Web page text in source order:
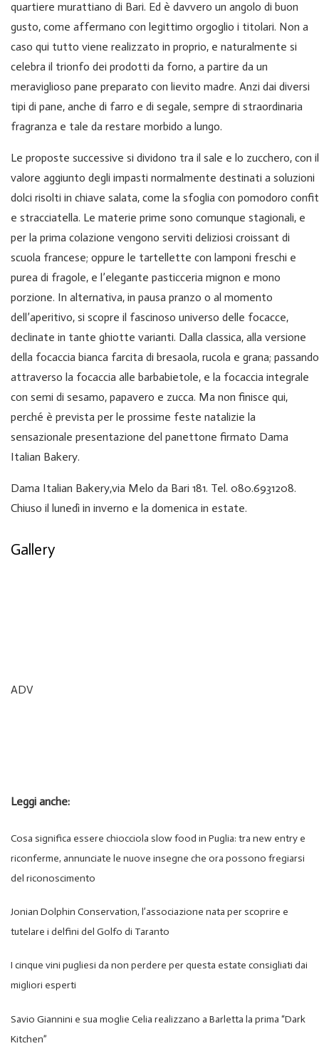
quartiere murattiano di Bari. Ed è davvero un angolo di buon
gusto, come affermano con legittimo orgoglio i titolari. Non a
caso qui tutto viene realizzato in proprio, e naturalmente si
celebra il trionfo dei prodotti da forno, a partire da un
meraviglioso pane preparato con lievito madre. Anzi dai diversi
tipi di pane, anche di farro e di segale, sempre di straordinaria
fragranza e tale da restare morbido a lungo.
Le proposte successive si dividono tra il sale e lo zucchero, con il
valore aggiunto degli impasti normalmente destinati a soluzioni
dolci risolti in chiave salata, come la sfoglia con pomodoro confit
e stracciatella. Le materie prime sono comunque stagionali, e
per la prima colazione vengono serviti deliziosi croissant di
scuola francese; oppure le tartellette con lamponi freschi e
purea di fragole, e l’elegante pasticceria mignon e mono
porzione. In alternativa, in pausa pranzo o al momento
dell’aperitivo, si scopre il fascinoso universo delle focacce,
declinate in tante ghiotte varianti. Dalla classica, alla versione
della focaccia bianca farcita di bresaola, rucola e grana; passando
attraverso la focaccia alle barbabietole, e la focaccia integrale
con semi di sesamo, papavero e zucca. Ma non finisce qui,
perché è prevista per le prossime feste natalizie la
sensazionale presentazione del panettone firmato Dama
Italian Bakery.
Dama Italian Bakery,via Melo da Bari 181. Tel. 080.6931208.
Chiuso il lunedì in inverno e la domenica in estate.
Gallery
ADV
Leggi anche:
Cosa significa essere chiocciola slow food in Puglia: tra new entry e
riconferme, annunciate le nuove insegne che ora possono fregiarsi
del riconoscimento
Jonian Dolphin Conservation, l’associazione nata per scoprire e
tutelare i delfini del Golfo di Taranto
I cinque vini pugliesi da non perdere per questa estate consigliati dai
migliori esperti
Savio Giannini e sua moglie Celia realizzano a Barletta la prima “Dark
Kitchen”